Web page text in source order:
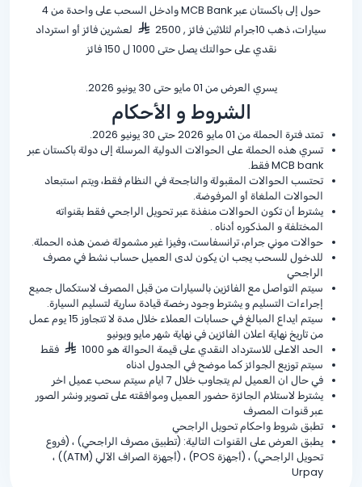
حول إلى باكستان عبر MCB Bank وادخل السحب على واحدة من 4
سيارات، ذهب 10جرام لثلاثين فائز , 2500
لعشرين فائز أو استرداد
نقدي على حوالتك يصل حتى 1000 ل 150 فائز
يسري العرض من 01 مايو حتى 30 يونيو 2026.
الشروط و الأحكام
تمتد فترة الحملة من 01 مايو 2026 حتى 30 يونيو 2026.
تسري هذه الحملة على الحوالات الدولية المرسلة إلى دولة باكستان عبر
MCB bank فقط.
تحتسب الحوالات المقبولة والناجحة في النظام فقط، ويتم استبعاد
الحوالات الملغاة أو المرفوضة.
يشترط أن تكون الحوالات منفذة عبر تحويل الراجحي فقط بقنواته
المختلفة و المذكوره أدناه .
حوالات موني جرام، ترانسفاست، وفيزا غير مشمولة ضمن هذه الحملة.
للدخول للسحب يجب ان يكون لدى العميل حساب نشط في مصرف
الراجحي
سيتم التواصل مع الفائزين بالسيارات من قبل المصرف لاستكمال جميع
إجراءات التسليم و يشترط وجود رخصة قيادة سارية لتسليم السيارة.
سيتم ايداع المبالغ في حسابات العملاء خلال مدة لا تتجاوز 15 يوم عمل
من تاريخ نهاية اعلان الفائزين في نهاية شهر مايو ويونيو
الحد الاعلى للاسترداد النقدي على قيمة الحوالة هو 1000
فقط
سيتم توزيع الجوائز كما موضح في الجدول ادناه
في حال ان العميل لم يتجاوب خلال 7 ايام سيتم سحب عميل اخر
يشترط لاستلام الجائزة حضور العميل وموافقته على تصوير ونشر الصور
عبر قنوات المصرف
تطبق شروط واحكام تحويل الراجحي
يطبق العرض على القنوات التالية: (تطبيق مصرف الراجحي) ، (فروع
تحويل الراجحي) ، (أجهزة POS) ، (أجهزة الصراف الآلي (ATM)) ،
Urpay